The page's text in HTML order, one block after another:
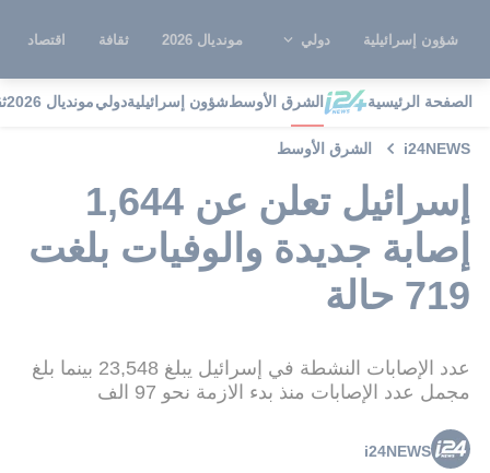
شؤون إسرائيلية دولي مونديال 2026 ثقافة اقتصاد
الصفحة الرئيسية الشرق الأوسطشؤون إسرائيليةدوليمونديال 2026
i24NEWS الشرق الأوسط
إسرائيل تعلن عن 1,644
إصابة جديدة والوفيات بلغت
719 حالة
عدد الإصابات النشطة في إسرائيل يبلغ 23,548 بينما بلغ
مجمل عدد الإصابات منذ بدء الازمة نحو 97 الف
i24NEWS